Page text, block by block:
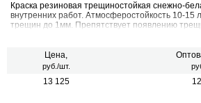
Краска резиновая трещиностойкая снежно-
внутренних работ. Атмосферостойкость 10-15
трещин до 1мм. Препятствует появлению
Цена,
руб./шт.
13 125